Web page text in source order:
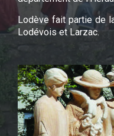
Lodève fait partie de
Lodévois et Larzac.